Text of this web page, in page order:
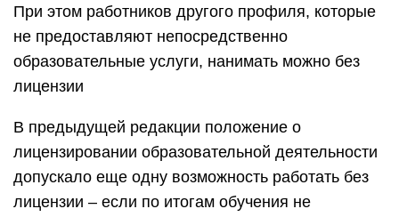
При этом работников другого профиля, которые
не предоставляют непосредственно
образовательные услуги, нанимать можно без
лицензии
В предыдущей редакции положение о
лицензировании образовательной деятельности
допускало еще одну возможность работать без
лицензии – если по итогам обучения не